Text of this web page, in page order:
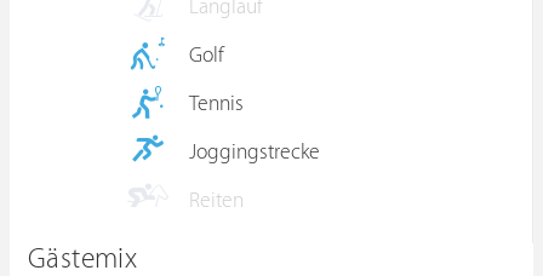
Langlauf
Golf
Tennis
Joggingstrecke
Reiten
Gästemix